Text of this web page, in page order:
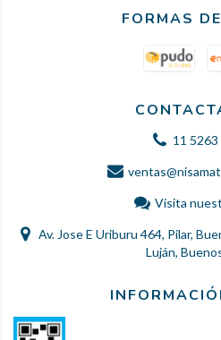
FORMAS
11 5263
Visita
Av. Jose E Uriburu 464, Pilar,
Luján,